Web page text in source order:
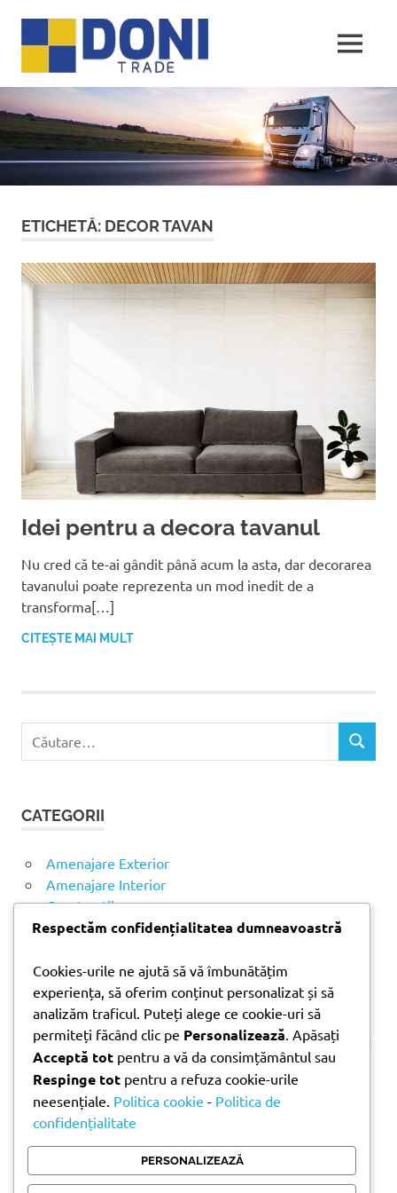
conținut
MENU
ETICHETĂ: DECOR TAVAN
Idei pentru a decora tavanul
Nu cred că te-ai gândit până acum la asta, dar decorarea
tavanului poate reprezenta un mod inedit de a
transforma[…]
CITEȘTE MAI MULT
ă
u
p
ă
C
CATEGORII
Amenajare Exterior
Amenajare Interior
Construcții
Noutăți
ARTICOLE RECENTE
Parchet laminat sau SPC? Diferențele care contează
Materiale pentru zidărie – avantajele fiecărei soluții
și când se folosesc
Ghid practic pentru alegerea vopselei lavabile
pentru fiecare încăpere
Produse indispensabile pentru lucrările de
întreținere din timpul verii
Respectăm confidențialitatea dumneavoastră
Cookies-urile ne ajută să vă îmbunătățim
experiența, să oferim conținut personalizat și să
analizăm traficul. Puteți alege ce cookie-uri să
permiteți făcând clic pe Personalizează . Apăsați
Acceptă tot pentru a vă da consimțământul sau
Respinge tot pentru a refuza cookie-urile
neesențiale. Politica cookie - Politica de
confidențialitate
PERSONALIZEAZĂ